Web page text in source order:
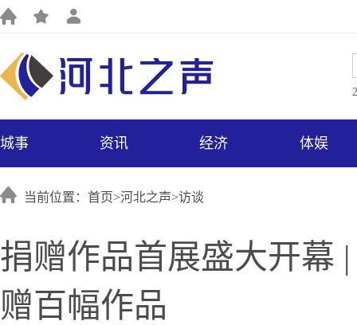
城事 资讯 经济 体娱
当前位置：首页>河北之声>访谈
捐赠作品首展盛大开幕
赠百幅作品